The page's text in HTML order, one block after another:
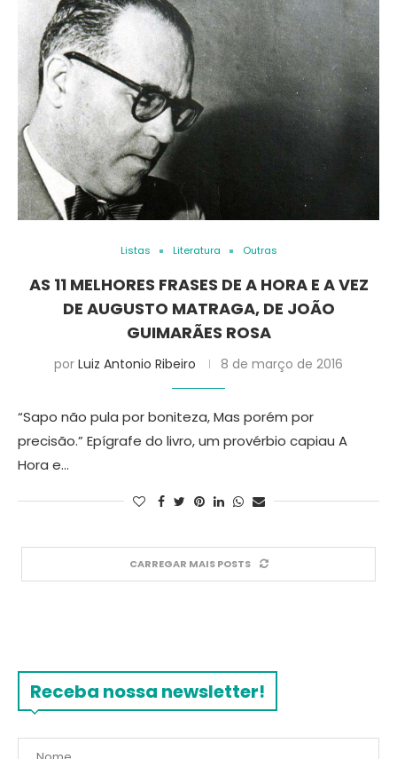
Listas Literatura Outras
AS 11 MELHORES FRASES DE A HORA E A VEZ
DE AUGUSTO MATRAGA, DE JOÃO
GUIMARÃES ROSA
por Luiz Antonio Ribeiro 8 de março de 2016
“Sapo não pula por boniteza, Mas porém por
precisão.” Epígrafe do livro, um provérbio capiau A
Hora e…
CARREGAR MAIS POSTS
Receba nossa newsletter!